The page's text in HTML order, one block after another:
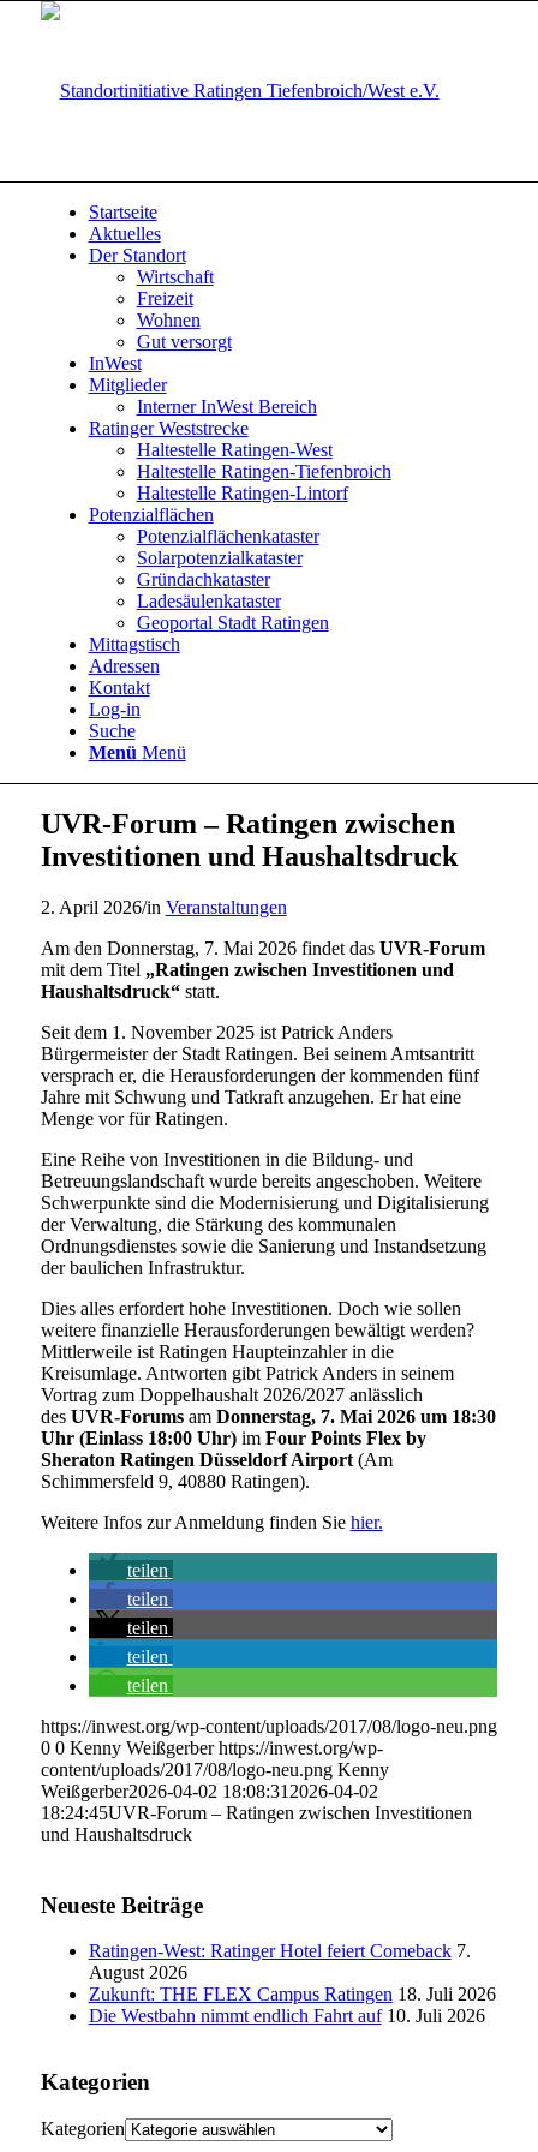
Startseite
Aktuelles
Der Standort
Wirtschaft
Freizeit
Wohnen
Gut versorgt
InWest
Mitglieder
Interner InWest Bereich
Ratinger Weststrecke
Haltestelle Ratingen-West
Haltestelle Ratingen-Tiefenbroich
Haltestelle Ratingen-Lintorf
Potenzialflächen
Potenzialflächenkataster
Solarpotenzialkataster
Gründachkataster
Ladesäulenkataster
Geoportal Stadt Ratingen
Mittagstisch
Adressen
Kontakt
Log-in
Suche
Menü Menü
UVR-Forum – Ratingen zwischen
Investitionen und Haushaltsdruck
2. April 2026/in Veranstaltungen
Am den Donnerstag, 7. Mai 2026 findet das UVR-Forum
mit dem Titel „Ratingen zwischen Investitionen und
Haushaltsdruck“statt.
Seit dem 1. November 2025 ist Patrick Anders
Bürgermeister der Stadt Ratingen. Bei seinem Amtsantritt
versprach er, die Herausforderungen der kommenden fünf
Jahre mit Schwung und Tatkraft anzugehen. Er hat eine
Menge vor für Ratingen.
Eine Reihe von Investitionen in die Bildung- und
Betreuungslandschaft wurde bereits angeschoben. Weitere
Schwerpunkte sind die Modernisierung und Digitalisierung
der Verwaltung, die Stärkung des kommunalen
Ordnungsdienstes sowie die Sanierung und Instandsetzung
der baulichen Infrastruktur.
Dies alles erfordert hohe Investitionen. Doch wie sollen
weitere finanzielle Herausforderungen bewältigt werden?
Mittlerweile ist Ratingen Haupteinzahler in die
Kreisumlage. Antworten gibt Patrick Anders in seinem
Vortrag zum Doppelhaushalt 2026/2027 anlässlich
desUVR-Forumsam Donnerstag, 7. Mai 2026 um 18:30
Uhr (Einlass 18:00 Uhr) im Four Points Flex by
Sheraton Ratingen Düsseldorf Airport(Am
Schimmersfeld 9, 40880 Ratingen).
Weitere Infos zur Anmeldung finden Sie hier.
teilen
teilen
teilen
teilen
teilen
https://inwest.org/wp-content/uploads/2017/08/logo-neu.png
0 0 Kenny Weißgerber https://inwest.org/wp-
content/uploads/2017/08/logo-neu.png Kenny
Weißgerber2026-04-02 18:08:31 2026-04-02
18:24:45UVR-Forum – Ratingen zwischen Investitionen
und Haushaltsdruck
Neueste Beiträge
Ratingen-West: Ratinger Hotel feiert Comeback 7.
August 2026
Zukunft: THE FLEX Campus Ratingen 18. Juli 2026
Die Westbahn nimmt endlich Fahrt auf 10. Juli 2026
Kategorien
Kategorien